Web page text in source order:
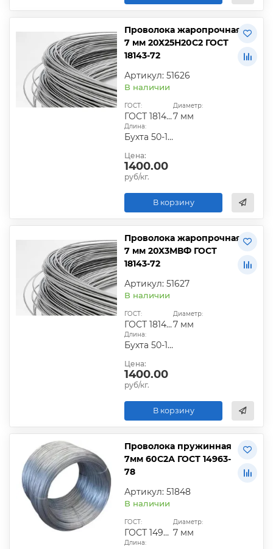
Проволока жаропрочная
7 мм 20Х25Н20С2 ГОСТ
18143-72
Артикул: 51626
В наличии
ГОСТ:
ГОСТ 18143-72
Диаметр:
7 мм
Длина:
Бухта 50-100 кг
Цена:
1400.00
руб/кг.
В корзину
Проволока жаропрочная
7 мм 20Х3МВФ ГОСТ
18143-72
Артикул: 51627
В наличии
ГОСТ:
ГОСТ 18143-72
Диаметр:
7 мм
Длина:
Бухта 50-100 кг
Цена:
1400.00
руб/кг.
В корзину
Проволока пружинная
7мм 60С2А ГОСТ 14963-
78
Артикул: 51848
В наличии
ГОСТ:
ГОСТ 14963-78
Диаметр:
7 мм
Длина: